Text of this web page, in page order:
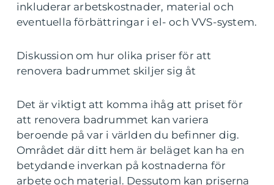
inkluderar arbetskostnader, material och
eventuella förbättringar i el- och VVS-system.
Diskussion om hur olika priser för att
renovera badrummet skiljer sig åt
Det är viktigt att komma ihåg att priset för
att renovera badrummet kan variera
beroende på var i världen du befinner dig.
Området där ditt hem är beläget kan ha en
betydande inverkan på kostnaderna för
arbete och material. Dessutom kan priserna